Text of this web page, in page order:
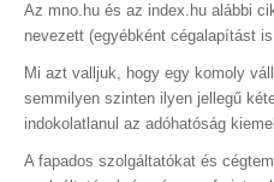
Az mno.hu és az index.hu alábbi
nevezett (egyébként cégalapítást
Mi azt valljuk, hogy egy komoly
semmilyen szinten ilyen jellegű
indokolatlanul az adóhatóság
A fapados szolgáltatókat és